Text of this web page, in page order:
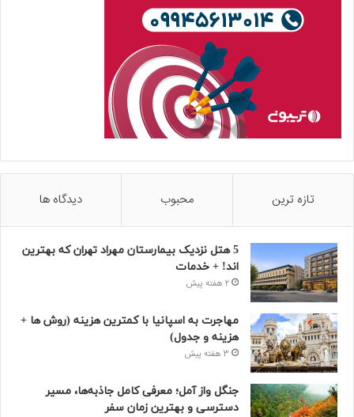
تازه ترین محبوب دیدگاه ها
5 هتل نزدیک بیمارستان مهراد تهران که بهترین‌
اند! + خدمات
2 هفته پیش
مهاجرت به اسپانیا با کمترین هزینه (روش ها +
هزینه و جدول)
3 هفته پیش
جنگل واز آمل؛ معرفی کامل جاذبه‌ها، مسیر
دسترسی و بهترین زمان سفر